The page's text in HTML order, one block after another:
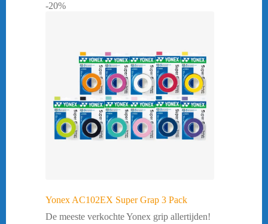
-20%
Yonex AC102EX Super Grap 3 Pack
De meeste verkochte Yonex grip allertijden!